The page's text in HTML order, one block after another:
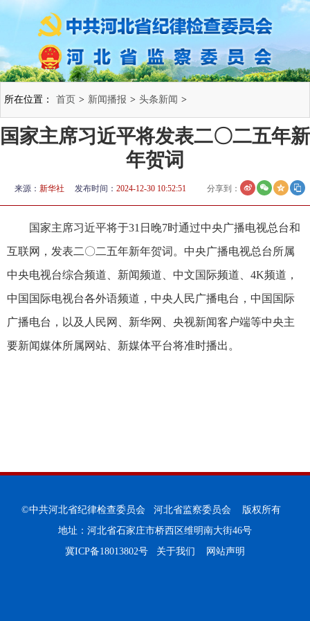
所在位置： 首页 > 新闻播报 > 头条新闻 >
国家主席习近平将发表二〇二五年新
年贺词
来源： 新华社 发布时间： 2024-12-30 10:52:51 分享到：
国家主席习近平将于31日晚7时通过中央广播电视总台和
互联网，发表二〇二五年新年贺词。中央广播电视总台所属
中央电视台综合频道、新闻频道、中文国际频道、4K频道，
中国国际电视台各外语频道，中央人民广播电台，中国国际
广播电台，以及人民网、新华网、央视新闻客户端等中央主
要新闻媒体所属网站、新媒体平台将准时播出。
©中共河北省纪律检查委员会 河北省监察委员会 版权所有
地址：河北省石家庄市桥西区维明南大街46号
冀ICP备18013802号
关于我们 网站声明